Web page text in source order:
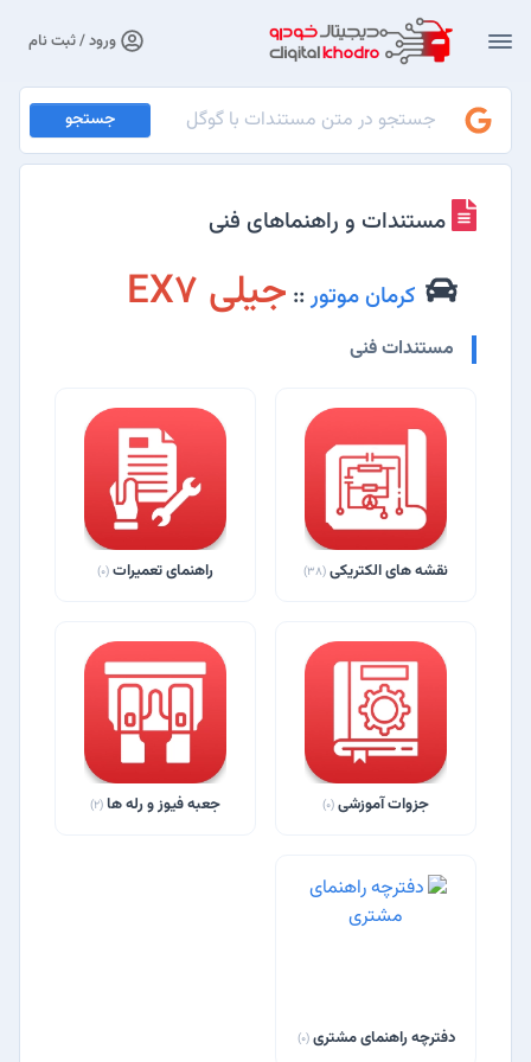
ورود / ثبت نام
جستجو
مستندات و راهنماهای فنی
کرمان موتور :: جیلی EX7
مستندات فنی
نقشه های الکتریکی (38) راهنمای تعمیرات(0)
جزوات آموزشی (0) جعبه فیوز و رله ها(2)
دفترچه راهنمای مشتری(0)